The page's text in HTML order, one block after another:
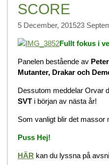
SCORE
5 December, 201523
Fullt fokus i
Panelen bestående av Peter
Mutanter, Drakar och
Dessutom meddelar Orvar
SVT i början av nästa år!
Som vanligt blir det massor
Puss Hej!
HÄR kan du lyssna på